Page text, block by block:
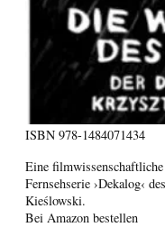
ISBN 978-1484071434
Eine
Fernsehserie ›Dekalog‹
Kieślowski.
Bei Amazon bestellen